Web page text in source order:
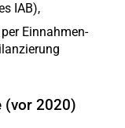
IAB),
Einnahmen-
(vor 2020)